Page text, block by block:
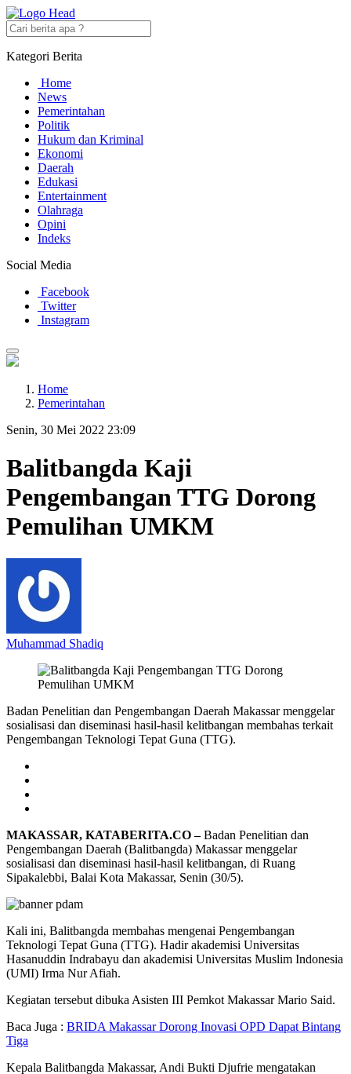
Kategori Berita
Home
News
Pemerintahan
Politik
Hukum dan Kriminal
Ekonomi
Daerah
Edukasi
Entertainment
Olahraga
Opini
Indeks
Social Media
Facebook
Twitter
Instagram
Home
Pemerintahan
Senin, 30 Mei 2022 23:09
Balitbangda Kaji
Pengembangan TTG Dorong
Pemulihan UMKM
Muhammad Shadiq
Badan Penelitian dan Pengembangan Daerah Makassar menggelar
sosialisasi dan diseminasi hasil-hasil kelitbangan membahas terkait
Pengembangan Teknologi Tepat Guna (TTG).
MAKASSAR, KATABERITA.CO –Badan Penelitian dan
Pengembangan Daerah (Balitbangda) Makassar menggelar
sosialisasi dan diseminasi hasil-hasil kelitbangan, di Ruang
Sipakalebbi, Balai Kota Makassar, Senin (30/5).
Kali ini, Balitbangda membahas mengenai Pengembangan
Teknologi Tepat Guna (TTG). Hadir akademisi Universitas
Hasanuddin Indrabayu dan akademisi Universitas Muslim Indonesia
(UMI) Irma Nur Afiah.
Kegiatan tersebut dibuka Asisten III Pemkot Makassar Mario Said.
Baca Juga : BRIDA Makassar Dorong Inovasi OPD Dapat Bintang
Tiga
Kepala Balitbangda Makassar, Andi Bukti Djufrie mengatakan